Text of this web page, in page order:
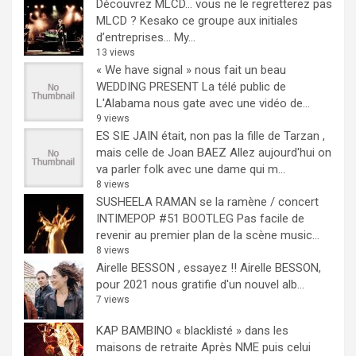
Découvrez MLCD… vous ne le regretterez pas
MLCD ? Kesako ce groupe aux initiales
d’entreprises… My...
13 views
« We have signal » nous fait un beau
WEDDING PRESENT La télé public de
L'Alabama nous gate avec une vidéo de...
9 views
ES SIE JAIN était, non pas la fille de Tarzan ,
mais celle de Joan BAEZ Allez aujourd'hui on
va parler folk avec une dame qui m...
8 views
SUSHEELA RAMAN se la ramène / concert
INTIMEPOP #51 BOOTLEG Pas facile de
revenir au premier plan de la scène music...
8 views
Airelle BESSON , essayez !! Airelle BESSON,
pour 2021 nous gratifie d'un nouvel alb...
7 views
KAP BAMBINO « blacklisté » dans les
maisons de retraite Après NME puis celui